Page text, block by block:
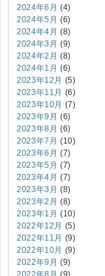
2024年6月 (4)
2024年5月 (6)
2024年4月 (8)
2024年3月 (9)
2024年2月 (8)
2024年1月 (6)
2023年12月
(5)
2023年11月
(6)
2023年10月
(7)
2023年9月 (6)
2023年8月 (6)
2023年7月 (10)
2023年6月 (7)
2023年5月 (7)
2023年4月 (7)
2023年3月 (8)
2023年2月 (8)
2023年1月 (10)
2022年12月
(5)
2022年11月
(9)
2022年10月
(9)
2022年9月 (9)
2022年8月 (9)